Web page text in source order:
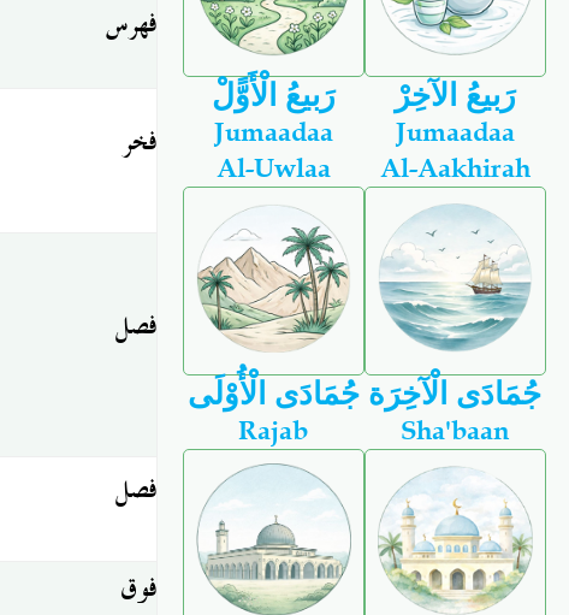
فهرس
فخر
فصل
فصل
فوق
رَبيعُ الْأَوًّلْ رَبيعُ الآخِرْ
Jumaadaa
Al-Uwlaa
جُمَادَى الْأُوْلَى
Jumaadaa
Al-Aakhirah
جُمَادَى الْآخِرَة
Rajab Sha'baan